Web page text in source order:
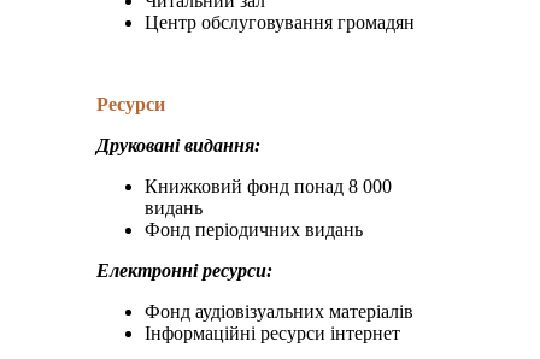
Центр обслуговування громадян
Ресурси
Друковані видання:
Книжковий фонд понад 8 000
видань
Фонд періодичних видань
Електронні ресурси:
Фонд аудіовізуальних матеріалів
Інформаційні ресурси інтернет